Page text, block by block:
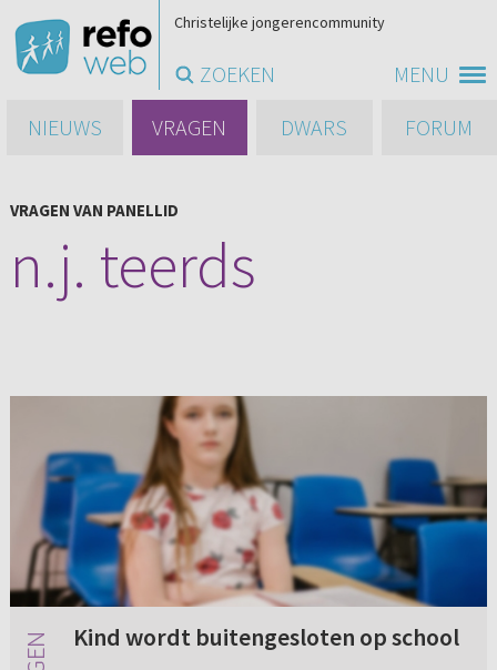
MENU
Christelijke jongerencommunity
ZOEKEN
NIEUWS
VRAGEN DWARS FORUM
VRAGEN VAN PANELLID
n.j. teerds
Kind wordt buitengesloten op school